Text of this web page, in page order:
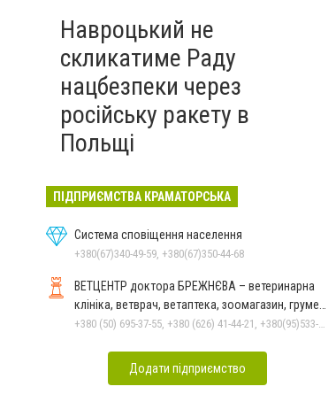
Навроцький не
скликатиме Раду
нацбезпеки через
російську ракету в
Польщі
ПІДПРИЄМСТВА КРАМАТОРСЬКА
Система сповіщення населення
+380(67)340-49-59, +380(67)350-44-68
ВЕТЦЕНТР доктора БРЕЖНЄВА – ветеринарна
клініка, ветврач, ветаптека, зоомагазин, грумер,
стрижки.
+380 (50) 695-37-55, +380 (626) 41-44-21, +380(95)533-90-03
Додати підприємство